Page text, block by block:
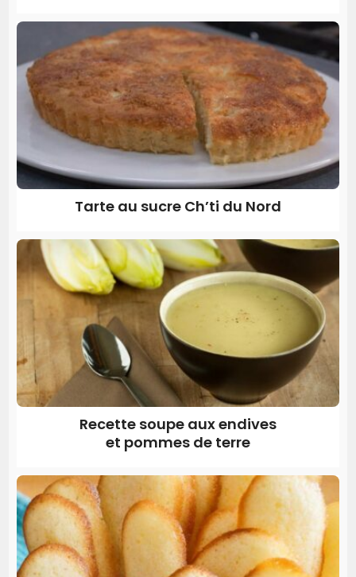
Tarte au sucre Ch’ti du Nord
Recette soupe aux endives
et pommes de terre